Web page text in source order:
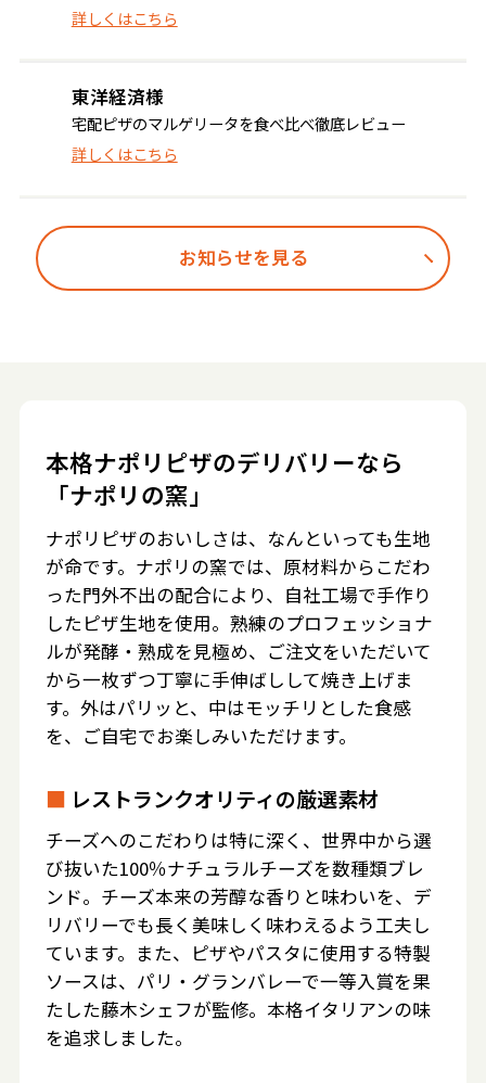
詳しくはこちら
東洋経済様
宅配ピザのマルゲリータを食べ比べ徹底レビュー
詳しくはこちら
お知らせを見る
本格ナポリピザのデリバリーなら
「ナポリの窯」
ナポリピザのおいしさは、なんといっても生地
が命です。ナポリの窯では、原材料からこだわ
った門外不出の配合により、自社工場で手作り
したピザ生地を使用。熟練のプロフェッショナ
ルが発酵・熟成を見極め、ご注文をいただいて
から一枚ずつ丁寧に手伸ばしして焼き上げま
す。外はパリッと、中はモッチリとした食感
を、ご自宅でお楽しみいただけます。
■ レストランクオリティの厳選素材
チーズへのこだわりは特に深く、世界中から選
び抜いた100％ナチュラルチーズを数種類ブレ
ンド。チーズ本来の芳醇な香りと味わいを、デ
リバリーでも長く美味しく味わえるよう工夫し
ています。また、ピザやパスタに使用する特製
ソースは、パリ・グランバレーで一等入賞を果
たした藤木シェフが監修。本格イタリアンの味
を追求しました。